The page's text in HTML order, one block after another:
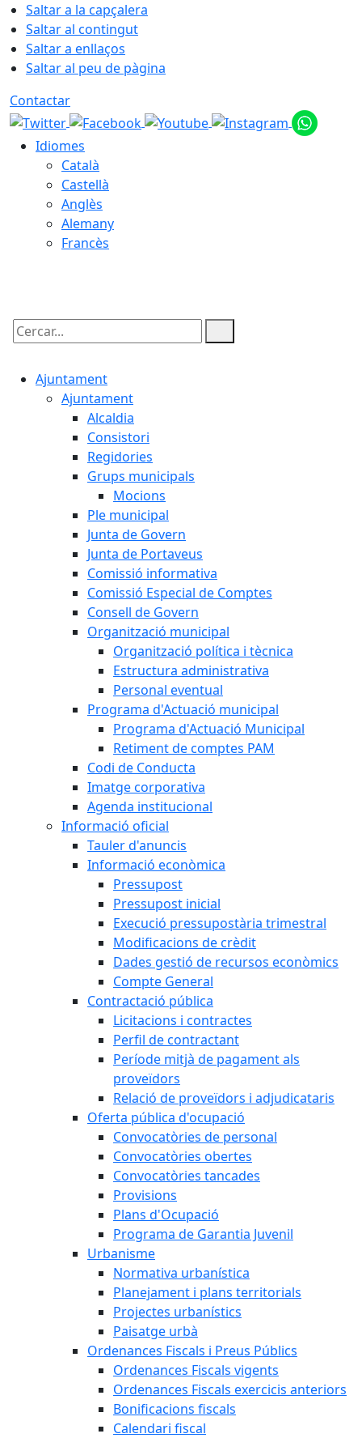
Saltar a la capçalera
Saltar al contingut
Saltar a enllaços
Saltar al peu de pàgina
Contactar
Idiomes
Català
Castellà
Anglès
Alemany
Francès
Cercar:
Ajuntament
Ajuntament
Alcaldia
Consistori
Regidories
Grups municipals
Mocions
Ple municipal
Junta de Govern
Junta de Portaveus
Comissió informativa
Comissió Especial de Comptes
Consell de Govern
Organització municipal
Organització política i tècnica
Estructura administrativa
Personal eventual
Programa d'Actuació municipal
Programa d'Actuació Municipal
Retiment de comptes PAM
Codi de Conducta
Imatge corporativa
Agenda institucional
Informació oficial
Tauler d'anuncis
Informació econòmica
Pressupost
Pressupost inicial
Execució pressupostària trimestral
Modificacions de crèdit
Dades gestió de recursos econòmics
Compte General
Contractació pública
Licitacions i contractes
Perfil de contractant
Període mitjà de pagament als
proveïdors
Relació de proveïdors i adjudicataris
Oferta pública d'ocupació
Convocatòries de personal
Convocatòries obertes
Convocatòries tancades
Provisions
Plans d'Ocupació
Programa de Garantia Juvenil
Urbanisme
Normativa urbanística
Planejament i plans territorials
Projectes urbanístics
Paisatge urbà
Ordenances Fiscals i Preus Públics
Ordenances Fiscals vigents
Ordenances Fiscals exercicis anteriors
Bonificacions fiscals
Calendari fiscal